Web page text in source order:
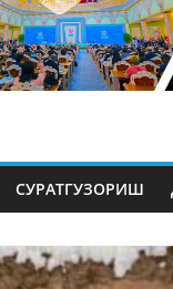
СУРАТГУЗОРИШ